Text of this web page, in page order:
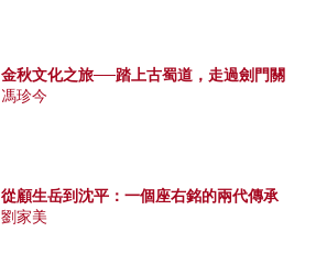
金秋文化之旅──踏上古蜀道，走過劍門關
馮珍今
從顧生岳到沈平：一個座右銘的兩代傳承
劉家美